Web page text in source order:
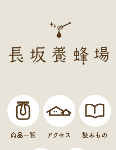
商品一覧 アクセス 読みもの